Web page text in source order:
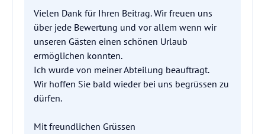
Vielen Dank für Ihren Beitrag. Wir freuen uns
über jede Bewertung und vor allem wenn wir
unseren Gästen einen schönen Urlaub
ermöglichen konnten.
Ich wurde von meiner Abteilung beauftragt.
Wir hoffen Sie bald wieder bei uns begrüssen zu
dürfen.
Mit freundlichen Grüssen